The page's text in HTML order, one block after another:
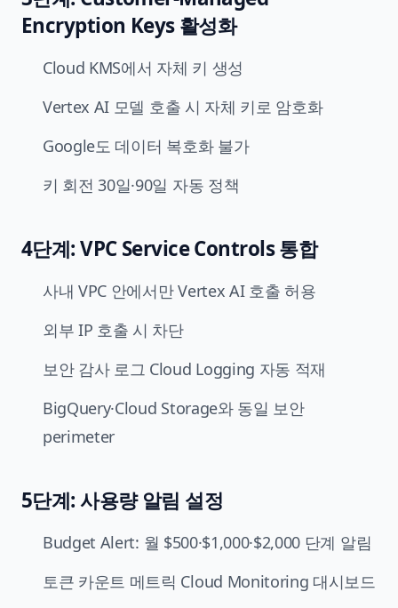
Encryption Keys 활성화
Cloud KMS에서 자체 키 생성
Vertex AI 모델 호출 시 자체 키로 암호화
Google도 데이터 복호화 불가
키 회전 30일·90일 자동 정책
4단계: VPC Service Controls 통합
사내 VPC 안에서만 Vertex AI 호출 허용
외부 IP 호출 시 차단
보안 감사 로그 Cloud Logging 자동 적재
BigQuery·Cloud Storage와 동일 보안
perimeter
5단계: 사용량 알림 설정
Budget Alert: 월 $500·$1,000·$2,000 단계 알림
토큰 카운트 메트릭 Cloud Monitoring 대시보드